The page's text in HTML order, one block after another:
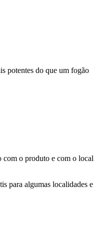
potentes do que um fogão
com o produto e com o local
para algumas localidades e